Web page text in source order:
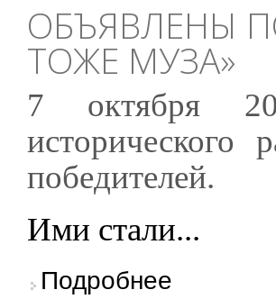
ОБЪЯВЛЕНЫ
ТОЖЕ МУЗА»
7 октября
исторического
победителей.
Ими стали...
Подробнее